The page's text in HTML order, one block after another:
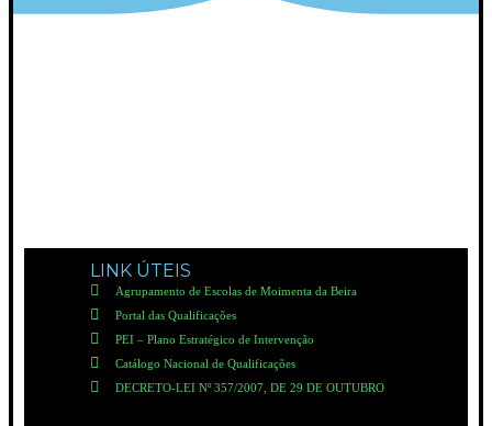
LINK ÚTEIS
Agrupamento de Escolas de Moimenta da Beira
Portal das Qualificações
PEI – Plano Estratégico de Intervenção
Catálogo Nacional de Qualificações
DECRETO-LEI Nº 357/2007, DE 29 DE OUTUBRO